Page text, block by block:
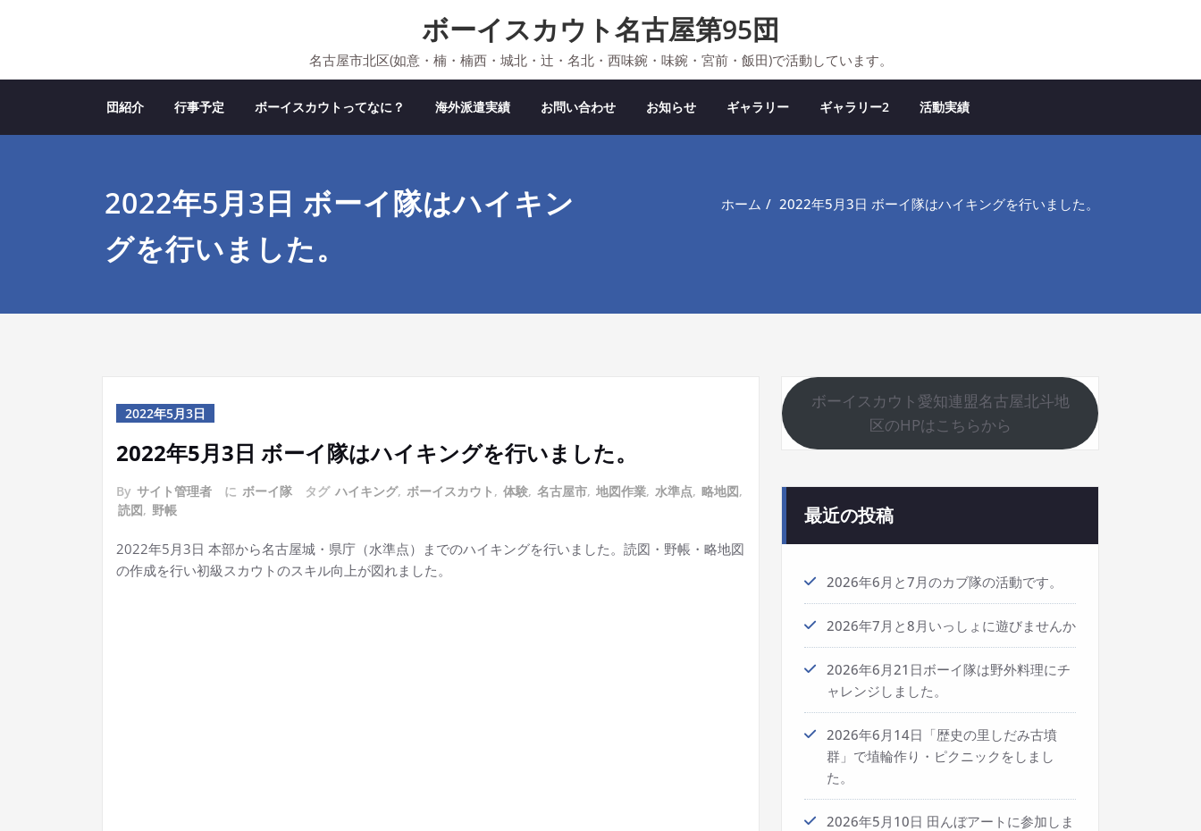
ボーイスカウト名古屋第95団
名古屋市北区(如意・楠・楠西・城北・辻・名北・西味鋺・味鋺・宮前・飯田)で活動しています。
団紹介 行事予定 ボーイスカウトってなに？ 海外派遣実績 お問い合わせ お知らせ ギャラリー ギャラリー2 活動実績
2022年5月3日 ボーイ隊はハイキン
グを行いました。
ホーム 2022年5月3日 ボーイ隊はハイキングを行いました。
2022年5月3日
2022年5月3日 ボーイ隊はハイキングを行いました。
By サイト管理者 に ボーイ隊 タグ ハイキング, ボーイスカウト , 体験, 名古屋市, 地図作業, 水準点, 略地図,
読図, 野帳
2022年5月3日 本部から名古屋城・県庁（水準点）までのハイキングを行いました。読図・野帳・略地図
の作成を行い初級スカウトのスキル向上が図れました。
ボーイスカウト愛知連盟名古屋北斗地
区のHPはこちらから
最近の投稿
2026年6月と7月のカブ隊の活動です。
2026年7月と8月いっしょに遊びませんか
2026年6月21日ボーイ隊は野外料理にチ
ャレンジしました。
2026年6月14日「歴史の里しだみ古墳
群」で埴輪作り・ピクニックをしまし
た。
2026年5月10日 田んぼアートに参加しま